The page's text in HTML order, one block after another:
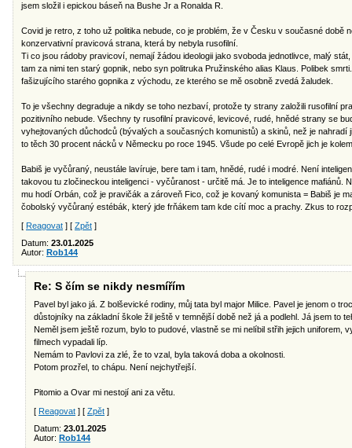
jsem složil i epickou báseň na Bushe Jr a Ronalda R.
Covid je retro, z toho už politika nebude, co je problém, že v Česku v současné době
konzervativní pravicová strana, která by nebyla rusofilní.
Ti co jsou rádoby pravicoví, nemají žádou ideologii jako svoboda jednotlivce, malý
tam za nimi ten starý gopnik, nebo syn politruka Pružinského alias Klaus. Polibek
fašizujícího starého gopnika z východu, ze kterého se mě osobně zvedá žaludek.
To je všechny degraduje a nikdy se toho nezbaví, protože ty strany založili rusofilní
pozitivního nebude. Všechny ty rusofilní pravicové, levicové, rudé, hnědé strany se
vyhejtovaných důchodců (bývalých a současných komunistů) a skinů, než je nahradí
to těch 30 procent nácků v Německu po roce 1945. Všude po celé Evropě jich je
Babiš je vyčůraný, neustále lavíruje, bere tam i tam, hnědé, rudé i modré. Není
takovou tu zločineckou inteligenci - vyčůranost - určitě má. Je to inteligence mafiánů.
mu hodí Orbán, což je pravičák a zároveň Fico, což je kovaný komunista = Babiš je
čobolský vyčůraný estébák, který jde frňákem tam kde cítí moc a prachy. Zkus to
[ Reagovat ] [ Zpět ]
Datum: 23.01.2025
Autor: Rob144
Re: S čím se nikdy nesmířím
Pavel byl jako já. Z bolševické rodiny, můj tata byl major Milice. Pavel je jenom o
důstojníky na základní škole žil ještě v temnější době než já a podlehl. Já jsem to
Neměl jsem ještě rozum, bylo to pudové, vlastně se mi nelíbil střih jejich uniforem,
filmech vypadali líp.
Nemám to Pavlovi za zlé, že to vzal, byla taková doba a okolnosti.
Potom prozřel, to chápu. Není nejchytřejší.
Pitomio a Ovar mi nestojí ani za větu.
[ Reagovat ] [ Zpět ]
Datum: 23.01.2025
Autor: Rob144